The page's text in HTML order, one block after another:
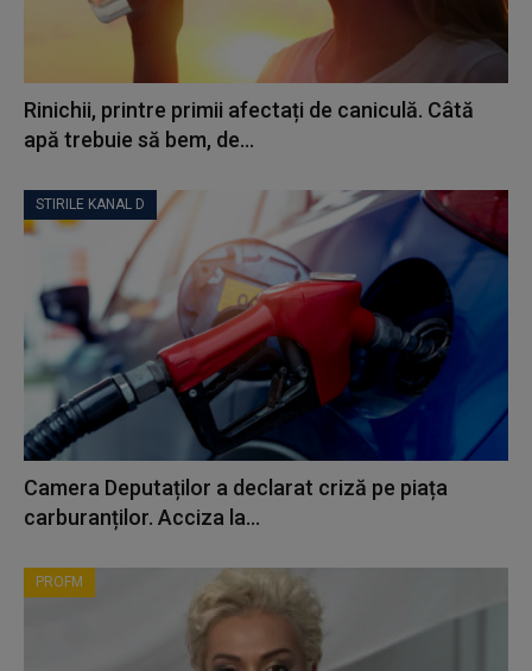
Rinichii, printre primii afectați de caniculă. Câtă
apă trebuie să bem, de...
STIRILE KANAL D
Camera Deputaților a declarat criză pe piața
carburanților. Acciza la...
PROFM